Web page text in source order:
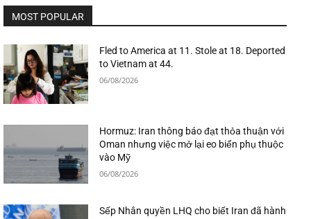
MOST POPULAR
Fled to America at 11. Stole at 18. Deported
to Vietnam at 44.
06/08/2026
Hormuz: Iran thông báo đạt thỏa thuận với
Oman nhưng việc mở lại eo biển phụ thuộc
vào Mỹ
06/08/2026
Sếp Nhân quyền LHQ cho biết Iran đã hành